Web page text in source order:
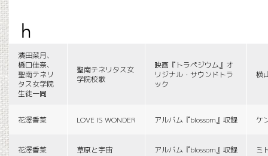
h
濱田菜月、
橋口佳奈、
聖南テネリ
タス女学院
生徒一同
聖南テネリタス女
学院校歌
映画『トラペジウム』オ
リジナル・サウンドトラ
ック
横
花澤香菜 LOVE IS WONDER アルバム『blossom』収録 ケ
花澤香菜 草原と宇宙 アルバム『blossom』収録 ミ